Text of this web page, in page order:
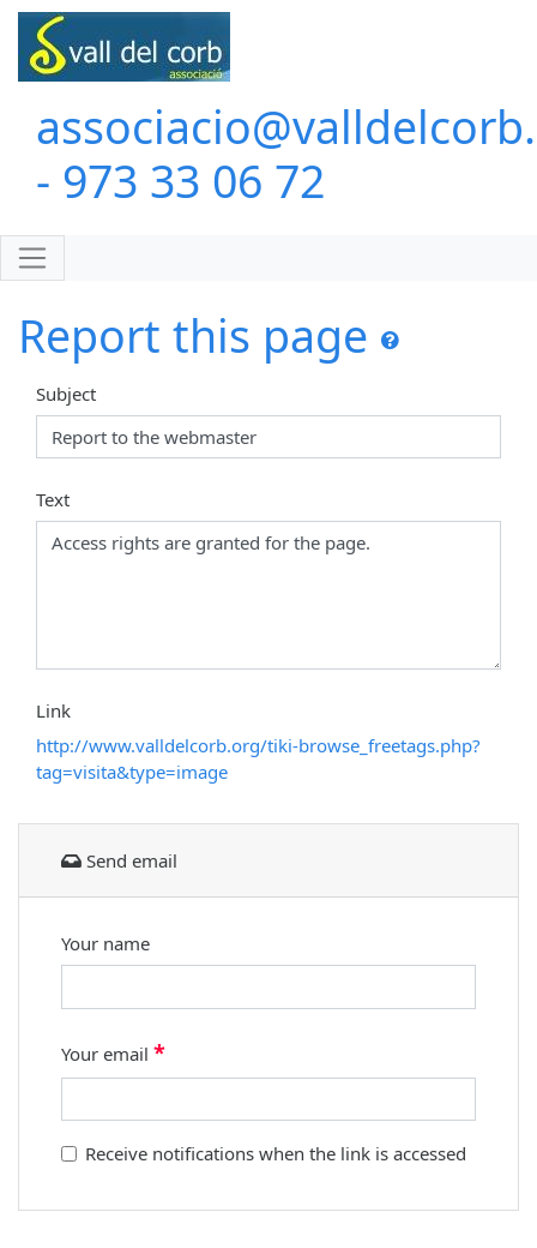
- 973 33 06 72
Report this page
Subject
Text
Link
http://www.valldelcorb.org/tiki-browse_freetags.php?
tag=visita&type=image
Send email
Your name
Your email *
Receive notifications when the link is accessed